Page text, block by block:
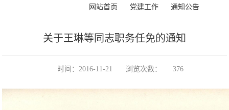
网站首页 党建工作 通知公告
关于王琳等同志职务任免的通知
时间：2016-11-21 浏览次数： 376